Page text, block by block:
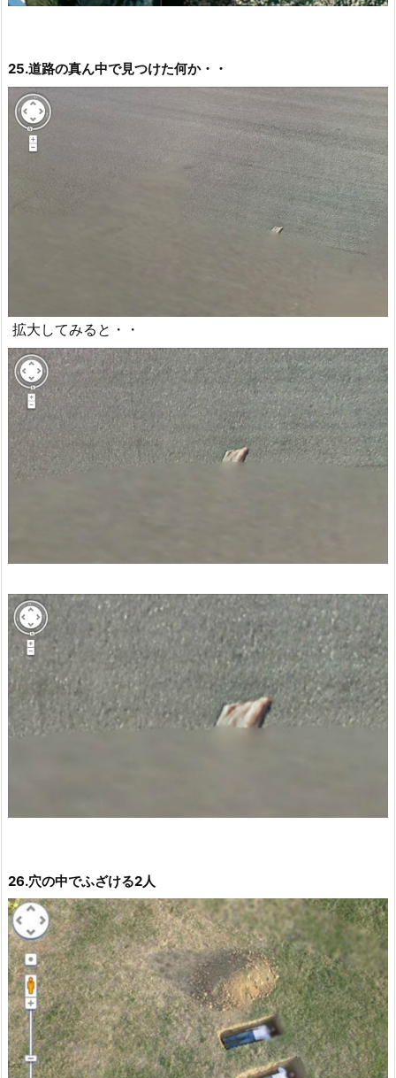
25.道路の真ん中で見つけた何か・・
拡大してみると・・
26.穴の中でふざける2人